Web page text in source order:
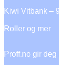
Kiwi Vitbank –
Roller og mer
Proff.no gir